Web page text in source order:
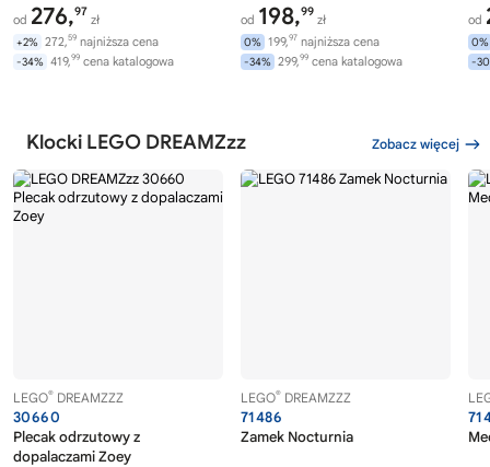
od 276,97
zł
+2% 272,59 najniższa cena
-34% 419,99 cena katalogowa
od 198,99
zł
0% 199,97 najniższa cena
-34% 299,99 cena katalogowa
od
0%
-
Klocki LEGO DREAMZzz Zobacz więcej
LEGO® DREAMZZZ
30660
Plecak odrzutowy z
dopalaczami Zoey
LEGO® DREAMZZZ
71486
Zamek Nocturnia